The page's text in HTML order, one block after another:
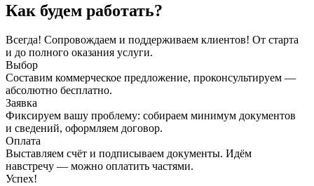
Как будем работать?
Всегда! Сопровождаем и поддерживаем клиентов! От старта
и до полного оказания услуги.
Выбор
Составим коммерческое предложение, проконсультируем —
абсолютно бесплатно.
Заявка
Фиксируем вашу проблему: собираем минимум документов
и сведений, оформляем договор.
Оплата
Выставляем счёт и подписываем документы. Идём
навстречу — можно оплатить частями.
Успех!